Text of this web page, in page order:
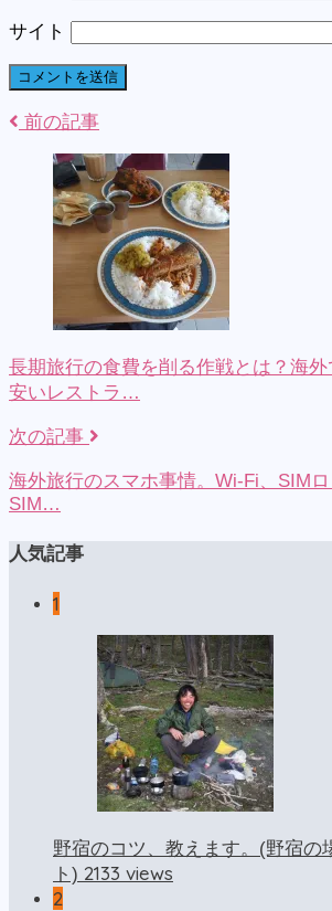
サイト
前の記事
長期旅行の食費を削る作戦とは？海外
安いレストラ…
次の記事
海外旅行のスマホ事情。Wi-Fi、SIM
SIM…
人気記事
1
野宿のコツ、教えます。(野宿の
ト) 2133 views
2